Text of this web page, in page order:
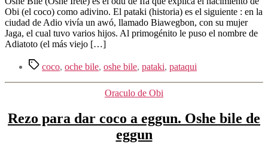
entrada
Obi (el coco) como adivino. El pataki (historia) es el siguiente : en la
ciudad de Adio vivía un awó, llamado Biawegbon, con su mujer
Jaga, el cual tuvo varios hijos. Al primogénito le puso el nombre de
Adiatoto (el más viejo […]
Etiquetas
coco, oche bile, oshe bile, pataki, pataqui
Categorías
Oraculo de Obi
Rezo para dar coco a eggun. Oshe bile de
eggun